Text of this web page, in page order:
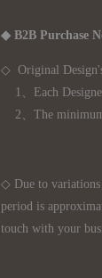
◆ B2B Purchase
◇ Original
1、Each
2、The
◇ Due to
period is
touch with your